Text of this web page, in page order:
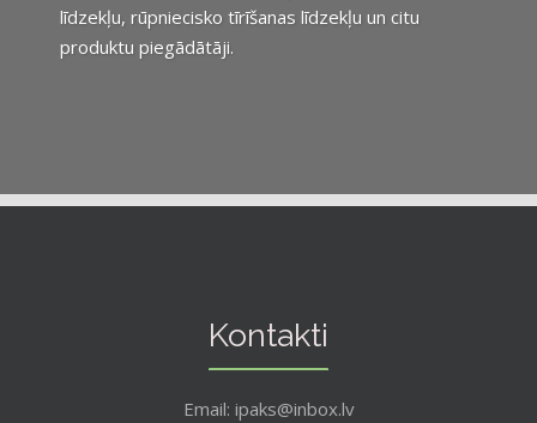
līdzekļu, rūpniecisko tīrīšanas līdzekļu un citu
produktu piegādātāji.
Kontakti
Email: ipaks@inbox.lv